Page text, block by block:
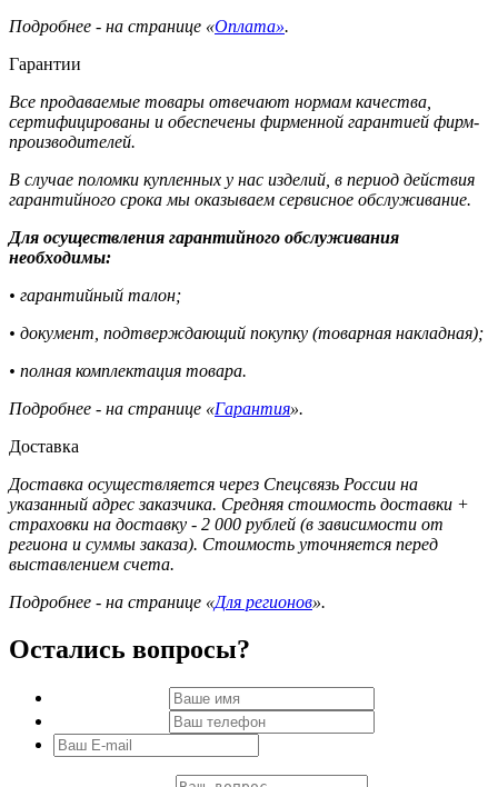
Подробнее - на странице «Оплата».
Гарантии
Все продаваемые товары отвечают нормам качества,
сертифицированы и обеспечены фирменной гарантией фирм-
производителей.
В случае поломки купленных у нас изделий, в период действия
гарантийного срока мы оказываем сервисное обслуживание.
Для осуществления гарантийного обслуживания
необходимы:
• гарантийный талон;
• документ, подтверждающий покупку (товарная накладная);
• полная комплектация товара.
Подробнее - на странице «Гарантия».
Доставка
Доставка осуществляется через Спецсвязь России на
указанный адрес заказчика. Средняя стоимость доставки +
страховки на доставку - 2 000 рублей (в зависимости от
региона и суммы заказа). Стоимость уточняется перед
выставлением счета.
Подробнее - на странице «Для регионов».
Остались вопросы?